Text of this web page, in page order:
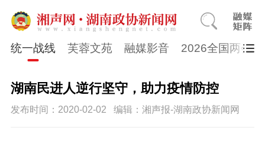
统一战线 芙蓉文苑 融媒影音 2026全国两会
湖南民进人逆行坚守，助力疫情防控
发布时间：2020-02-02 编辑：湘声报-湖南政协新闻网